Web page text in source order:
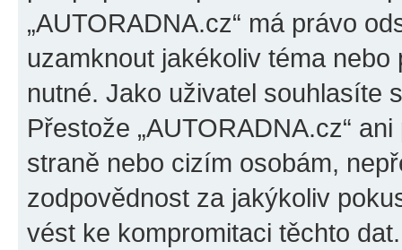
„AUTORADNA.cz“ má právo
uzamknout jakékoliv téma
nutné. Jako uživatel souhlasíte
Přestože „AUTORADNA.cz“
straně nebo cizím osobám,
zodpovědnost za jakýkoliv
vést ke kompromitaci těchto dat.